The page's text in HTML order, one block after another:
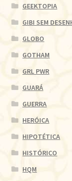
GEEKTOPIA
GIBI SEM
GLOBO
GOTHAM
GRL PWR
GUARÁ
GUERRA
HERÓICA
HIPOTÉTICA
HISTÓRICO
HQM